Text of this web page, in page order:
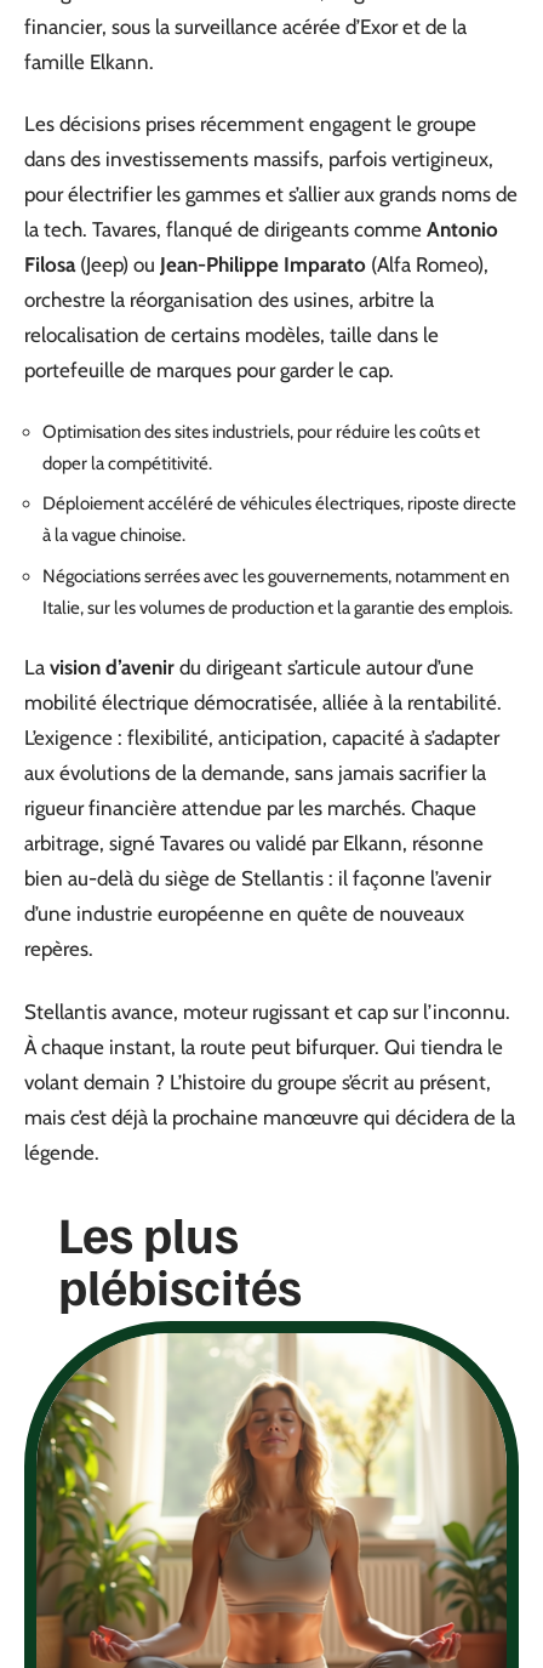
financier, sous la surveillance acérée d’Exor et de la
famille Elkann.
Les décisions prises récemment engagent le groupe
dans des investissements massifs, parfois vertigineux,
pour électrifier les gammes et s’allier aux grands noms de
la tech. Tavares, flanqué de dirigeants comme Antonio
Filosa(Jeep) ou Jean-Philippe Imparato (Alfa Romeo),
orchestre la réorganisation des usines, arbitre la
relocalisation de certains modèles, taille dans le
portefeuille de marques pour garder le cap.
Optimisation des sites industriels, pour réduire les coûts et
doper la compétitivité.
Déploiement accéléré de véhicules électriques, riposte directe
à la vague chinoise.
Négociations serrées avec les gouvernements, notamment en
Italie, sur les volumes de production et la garantie des emplois.
La vision d’avenir du dirigeant s’articule autour d’une
mobilité électrique démocratisée, alliée à la rentabilité.
L’exigence : flexibilité, anticipation, capacité à s’adapter
aux évolutions de la demande, sans jamais sacrifier la
rigueur financière attendue par les marchés. Chaque
arbitrage, signé Tavares ou validé par Elkann, résonne
bien au-delà du siège de Stellantis : il façonne l’avenir
d’une industrie européenne en quête de nouveaux
repères.
Stellantis avance, moteur rugissant et cap sur l’inconnu.
À chaque instant, la route peut bifurquer. Qui tiendra le
volant demain ? L’histoire du groupe s’écrit au présent,
mais c’est déjà la prochaine manœuvre qui décidera de la
légende.
Les plus
plébiscités